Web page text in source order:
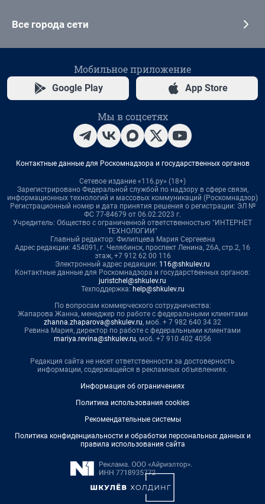
Все города сети
Мобильное приложение
Google Play App Store
Мы в соцсетях
Контактные данные для Роскомнадзора и государственных органов
Сетевое издание «116.ру» (18+)
Зарегистрировано Федеральной службой по надзору в сфере связи,
информационных технологий и массовых коммуникаций (Роскомнадзор)
Регистрационный номер и дата принятия решения о регистрации: ЭЛ №
ФС 77-84679 от 06.02.2023 г.
Учредитель: Общество с ограниченной ответственностью "ИНТЕРНЕТ
ТЕХНОЛОГИИ"
Главный редактор: Филипцева Мария Сергеевна
Адрес редакции: 454091, г. Челябинск, проспект Ленина, 26А, стр.2, 16
этаж, +7 912 62 00 116
Электронный адрес редакции: 116@shkulev.ru
Контактные данные для Роскомнадзора и государственных органов:
juristchel@shkulev.ru
Техподдержка: help@shkulev.ru
По вопросам коммерческого сотрудничества:
Жапарова Жанна, менеджер по работе с федеральными клиентами
zhanna.zhaparova@shkulev.ru, моб. + 7 982 640 34 32
Ревина Мария, директор по работе с федеральными клиентами
mariya.revina@shkulev.ru, моб. +7 910 402 4056
Редакция сайта не несет ответственности за достоверность
информации, содержащейся в рекламных объявлениях.
Информация об ограничениях
Политика использования cookies
Рекомендательные системы
Политика конфиденциальности и обработки персональных данных и
правила использования сайта